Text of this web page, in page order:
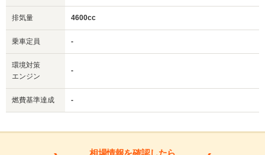
排気量 4600cc
乗車定員 -
環境対策
エンジン
-
燃費基準達成 -